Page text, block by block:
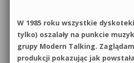
W 1985 roku wszystkie
tylko) oszalały na punkcie
grupy Modern Talking.
produkcji pokazując jak